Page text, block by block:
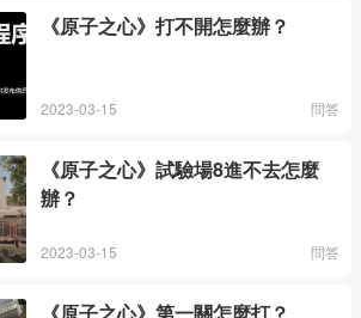
《原子之心》打不開怎麼辦？
2023-03-15 問答
《原子之心》試驗場8進不去怎麼
辦？
2023-03-15 問答